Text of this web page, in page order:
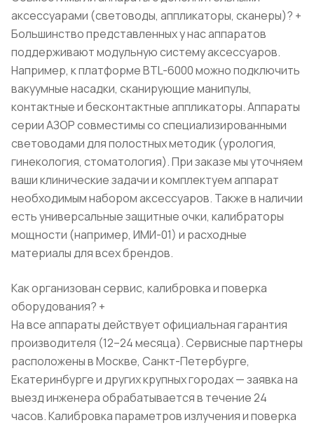
аксессуарами (световоды, аппликаторы, сканеры)? +
Большинство представленных у нас аппаратов
поддерживают модульную систему аксессуаров.
Например, к платформе BTL-6000 можно подключить
вакуумные насадки, сканирующие манипулы,
контактные и бесконтактные аппликаторы. Аппараты
серии АЗОР совместимы со специализированными
световодами для полостных методик (урология,
гинекология, стоматология). При заказе мы уточняем
ваши клинические задачи и комплектуем аппарат
необходимым набором аксессуаров. Также в наличии
есть универсальные защитные очки, калибраторы
мощности (например, ИМИ-01) и расходные
материалы для всех брендов.
Как организован сервис, калибровка и поверка
оборудования? +
На все аппараты действует официальная гарантия
производителя (12–24 месяца). Сервисные партнеры
расположены в Москве, Санкт-Петербурге,
Екатеринбурге и других крупных городах — заявка на
выезд инженера обрабатывается в течение 24
часов. Калибровка параметров излучения и поверка